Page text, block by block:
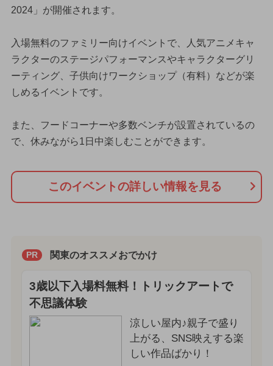
2024」が開催されます。
入場無料のファミリー向けイベントで、人気アニメキャ
ラクターのステージパフォーマンスやキャラクターグリ
ーティング、子供向けワークショップ（有料）などが楽
しめるイベントです。
また、フードコーナーや多数ベンチが設置されているの
で、休みながら1日中楽しむことができます。
このイベントの詳しい情報を見る
PR 関東のオススメおでかけ
3歳以下入場料無料！トリックアートで
不思議体験
涼しい屋内♪親子で盛り
上がる、SNS映えする楽
しい作品ばかり！